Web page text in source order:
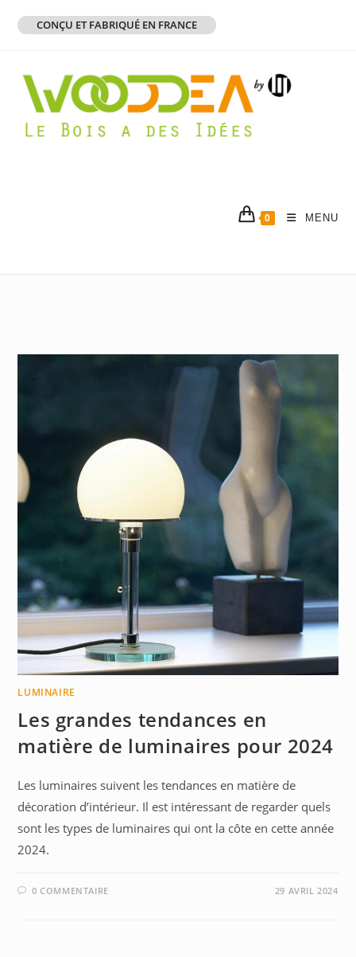
CONÇU ET FABRIQUÉ EN FRANCE
0 MENU
LUMINAIRE
Les grandes tendances en
matière de luminaires pour 2024
Les luminaires suivent les tendances en matière de
décoration d’intérieur. Il est intéressant de regarder quels
sont les types de luminaires qui ont la côte en cette année
2024.
0 COMMENTAIRE 29 AVRIL 2024